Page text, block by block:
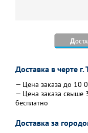
Доставка в черте
— Цена заказа до 10
— Цена заказа свыше
бесплатно
Доставка за